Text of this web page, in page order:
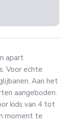
apart
Voor echte
Aan het
aangeboden.
kids van 4 tot
moment te